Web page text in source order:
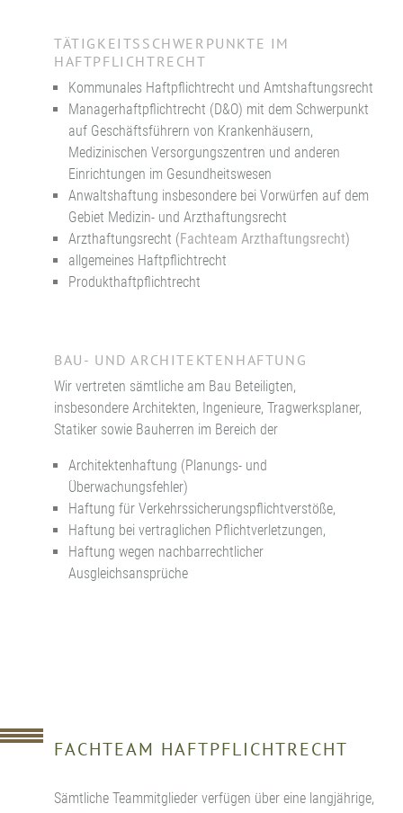
TÄTIGKEITSSCHWERPUNKTE IM
HAFTPFLICHTRECHT
Kommunales Haftpflichtrecht und Amtshaftungsrecht
Managerhaftpflichtrecht (D&O) mit dem Schwerpunkt
auf Geschäftsführern von Krankenhäusern,
Medizinischen Versorgungszentren und anderen
Einrichtungen im Gesundheitswesen
Anwaltshaftung insbesondere bei Vorwürfen auf dem
Gebiet Medizin- und Arzthaftungsrecht
Arzthaftungsrecht (Fachteam Arzthaftungsrecht)
allgemeines Haftpflichtrecht
Produkthaftpflichtrecht
BAU- UND ARCHITEKTENHAFTUNG
Wir vertreten sämtliche am Bau Beteiligten,
insbesondere Architekten, Ingenieure, Tragwerksplaner,
Statiker sowie Bauherren im Bereich der
Architektenhaftung (Planungs- und
Überwachungsfehler)
Haftung für Verkehrssicherungspflichtverstöße,
Haftung bei vertraglichen Pflichtverletzungen,
Haftung wegen nachbarrechtlicher
Ausgleichsansprüche
FACHTEAM HAFTPFLICHTRECHT
Sämtliche Teammitglieder verfügen über eine langjährige,